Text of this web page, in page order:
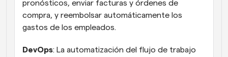
pronósticos, enviar facturas y órdenes de
compra, y reembolsar automáticamente los
gastos de los empleados.
DevOps: La automatización del flujo de trabajo